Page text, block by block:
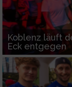
Koblenz läuft
Eck entgegen